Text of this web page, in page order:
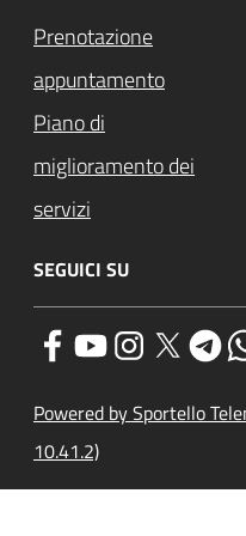
Prenotazione
appuntamento
Piano di
miglioramento dei
servizi
SEGUICI SU
Powered by Sportello
10.41.2)